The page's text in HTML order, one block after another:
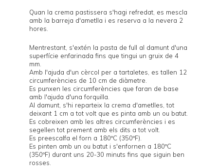
Quan la crema pastissera s'hagi refredat, es mescla
amb la barreja d'ametlla i es reserva a la nevera 2
hores.
Mentrestant, s'extén la pasta de full al damunt d'una
superfície enfarinada fins que tingui un gruix de 4
mm.
Amb l'ajuda d'un cèrcol per a tartaletes, es tallen 12
circumferències de 10 cm de diàmetre.
Es punxen les circumferències que faran de base
amb l'ajuda d'una forquilla.
Al damunt, s'hi reparteix la crema d'ametlles, tot
deixant 1 cm a tot volt que es pinta amb un ou batut.
Es cobreixen amb les altres circumferències i es
segellen tot prement amb els dits a tot volt.
Es preescalfa el forn a 180ºC (350ºF).
Es pinten amb un ou batut i s'enfornen a 180ºC
(350ºF) durant uns 20-30 minuts fins que siguin ben
rosses.